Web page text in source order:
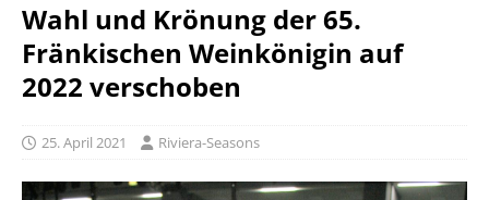
Wahl und Krönung der 65.
Fränkischen Weinkönigin auf
2022 verschoben
25. April 2021 Riviera-Seasons